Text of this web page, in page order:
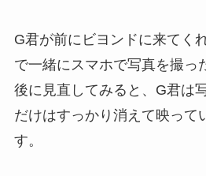
G君が前にビヨンドに来てく
で一緒にスマホで写真を撮っ
後に見直してみると、G君は
だけはすっかり消えて映って
す。